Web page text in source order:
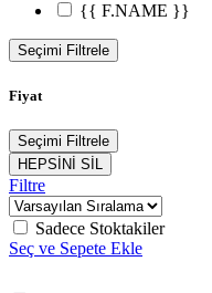
{{ F.NAME }}
Seçimi Filtrele
Fiyat
Seçimi Filtrele
HEPSİNİ SİL
Filtre
Sadece Stoktakiler
Seç ve Sepete Ekle